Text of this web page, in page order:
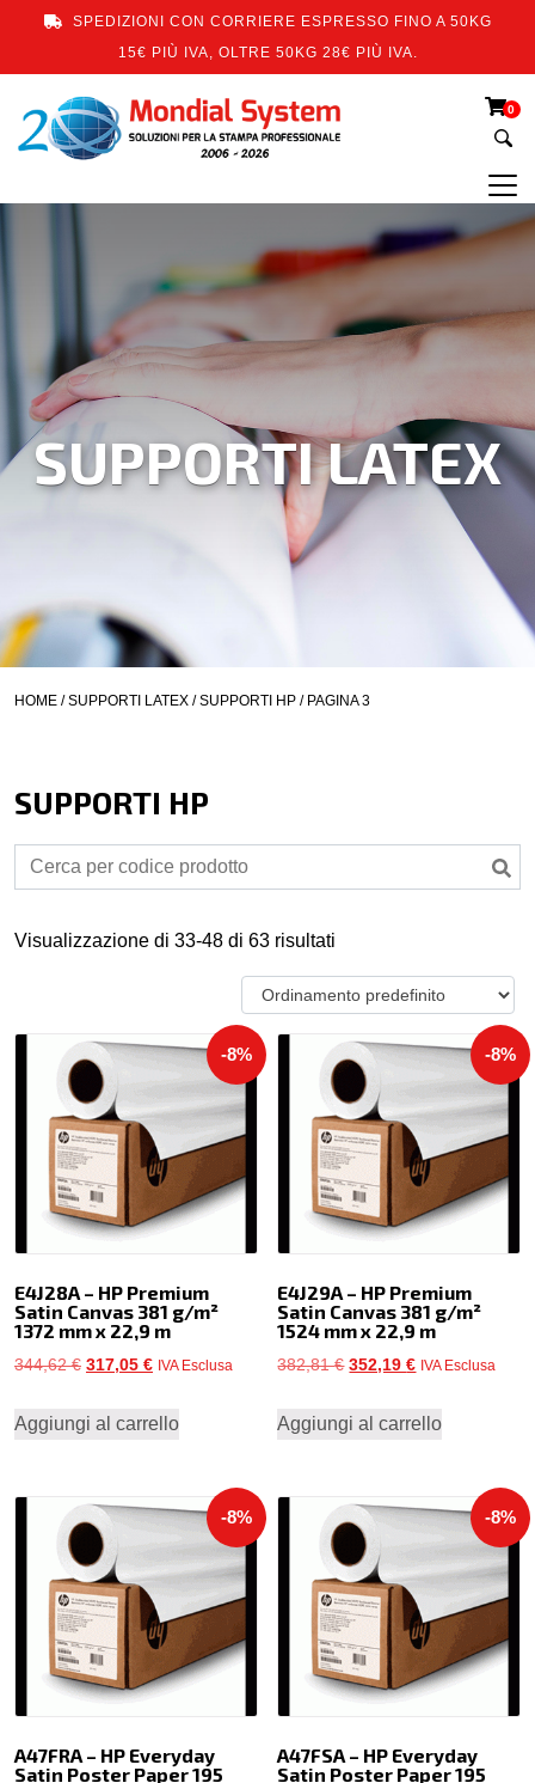
SPEDIZIONI CON CORRIERE ESPRESSO FINO A 50KG
15€ PIÙ IVA, OLTRE 50KG 28€ PIÙ IVA.
0
SUPPORTI LATEX
HOME /SUPPORTI LATEX /SUPPORTI HP / PAGINA 3
SUPPORTI HP
Visualizzazione di 33-48 di 63 risultati
-8%
E4J28A – HP Premium
Satin Canvas 381 g/m²
1372 mm x 22,9 m
344,62€ Il
originale
317,05 €Il
attuale
317,05 €.
IVA Esclusa
Aggiungi al carrello
-8%
E4J29A – HP Premium
Satin Canvas 381 g/m²
1524 mm x 22,9 m
382,81€ Il
originale
352,19€Il
attuale
352,19 €.
IVA Esclusa
Aggiungi al carrello
-8%
A47FRA – HP Everyday
Satin Poster Paper 195
-8%
A47FSA – HP Everyday
Satin Poster Paper 195